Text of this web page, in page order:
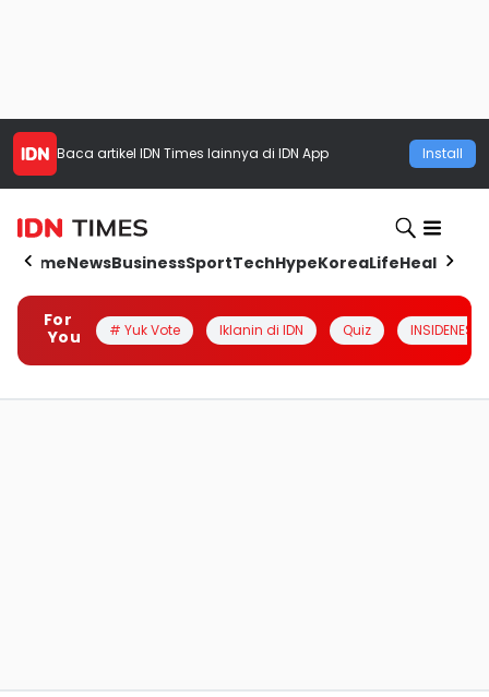
Baca artikel IDN Times lainnya di IDN App Install
HomeNewsBusinessSportTechHypeKoreaLifeHealth
For
You
# Yuk Vote Iklanin di IDN Quiz INSIDENESIA